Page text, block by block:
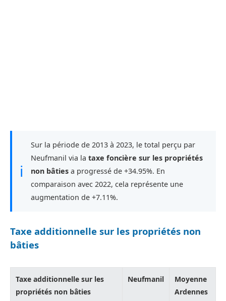
ℹ
Sur la période de 2013 à 2023, le total perçu par
Neufmanil via la taxe foncière sur les propriétés
non bâties a progressé de +34.95%. En
comparaison avec 2022, cela représente une
augmentation de +7.11%.
Taxe additionnelle sur les propriétés non
bâties
Taxe additionnelle sur les
propriétés non bâties
Neufmanil
Moyenne
Ardennes